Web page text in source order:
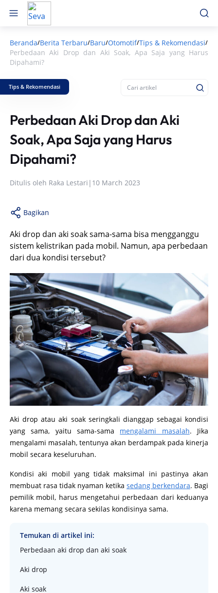
Beranda/Berita Terbaru/Baru/Otomotif/Tips & Rekomendasi/
Perbedaan Aki Drop dan Aki Soak, Apa Saja yang Harus
Dipahami?
Tips & Rekomendasi
Perbedaan Aki Drop dan Aki
Soak, Apa Saja yang Harus
Dipahami?
Ditulis oleh Raka Lestari | 10 March 2023
Bagikan
Aki drop dan aki soak sama-sama bisa mengganggu
sistem kelistrikan pada mobil. Namun, apa perbedaan
dari dua kondisi tersebut?
Aki drop atau aki soak seringkali dianggap sebagai kondisi
yang sama, yaitu sama-sama mengalami masalah. Jika
mengalami masalah, tentunya akan berdampak pada kinerja
mobil secara keseluruhan.
Kondisi aki mobil yang tidak maksimal ini pastinya akan
membuat rasa tidak nyaman ketika sedang berkendara. Bagi
pemilik mobil, harus mengetahui perbedaan dari keduanya
karena memang secara sekilas kondisinya sama.
Temukan di artikel ini:
Perbedaan aki drop dan aki soak
Aki drop
Aki soak